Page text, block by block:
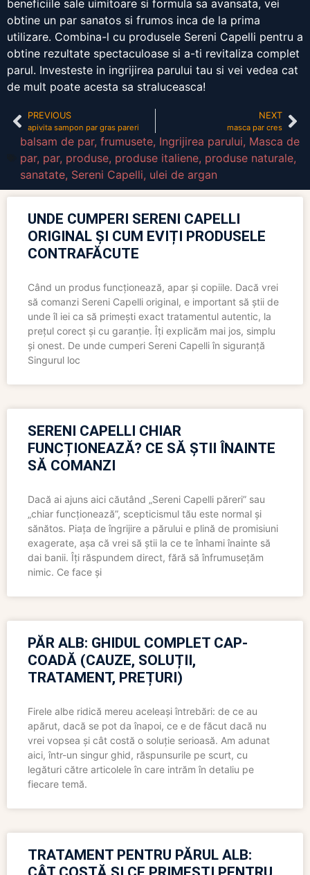
beneficiile sale uimitoare si formula sa avansata, vei
obtine un par sanatos si frumos inca de la prima
utilizare. Combina-l cu produsele Sereni Capelli pentru a
obtine rezultate spectaculoase si a-ti revitaliza complet
parul. Investeste in ingrijirea parului tau si vei vedea cat
de mult poate acesta sa straluceasca!
PREVIOUS
apivita sampon par gras pareri
NEXT
masca par cres
balsam de par, frumusete, Ingrijirea parului, Masca de
par, par, produse, produse italiene, produse naturale,
sanatate, Sereni Capelli, ulei de argan
UNDE CUMPERI SERENI CAPELLI
ORIGINAL ȘI CUM EVIȚI PRODUSELE
CONTRAFĂCUTE
Când un produs funcționează, apar și copiile. Dacă vrei
să comanzi Sereni Capelli original, e important să știi de
unde îl iei ca să primești exact tratamentul autentic, la
prețul corect și cu garanție. Îți explicăm mai jos, simplu
și onest. De unde cumperi Sereni Capelli în siguranță
Singurul loc
SERENI CAPELLI CHIAR
FUNCȚIONEAZĂ? CE SĂ ȘTII ÎNAINTE
SĂ COMANZI
Dacă ai ajuns aici căutând „Sereni Capelli păreri” sau
„chiar funcționează”, scepticismul tău este normal și
sănătos. Piața de îngrijire a părului e plină de promisiuni
exagerate, așa că vrei să știi la ce te înhami înainte să
dai banii. Îți răspundem direct, fără să înfrumusețăm
nimic. Ce face și
PĂR ALB: GHIDUL COMPLET CAP-
COADĂ (CAUZE, SOLUȚII,
TRATAMENT, PREȚURI)
Firele albe ridică mereu aceleași întrebări: de ce au
apărut, dacă se pot da înapoi, ce e de făcut dacă nu
vrei vopsea și cât costă o soluție serioasă. Am adunat
aici, într-un singur ghid, răspunsurile pe scurt, cu
legături către articolele în care intrăm în detaliu pe
fiecare temă.
TRATAMENT PENTRU PĂRUL ALB: